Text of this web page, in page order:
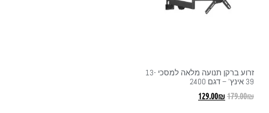
זרוע ברקן תנועה מלאה למסכי 13-
39 אינץ' – דגם 2400
179.00₪
129.00₪